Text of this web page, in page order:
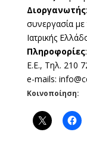
Διοργανωτής
συνεργασία με
Ιατρικής
Πληροφορίες
Ε.Ε., Τηλ. 210
e-mails:
Κοινοποίηση: